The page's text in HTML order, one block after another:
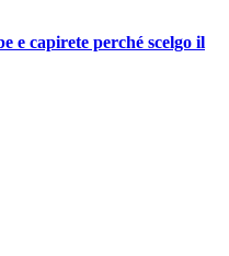
e capirete perché scelgo il